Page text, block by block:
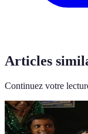
Articles
Continuez votre